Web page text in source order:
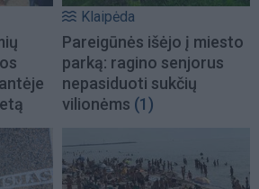
Klaipėda
Pareigūnės išėjo į miesto
parką: ragino senjorus
nepasiduoti sukčių
vilionėms (1)